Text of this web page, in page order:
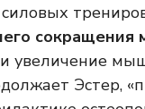
увеличение
Эстер,